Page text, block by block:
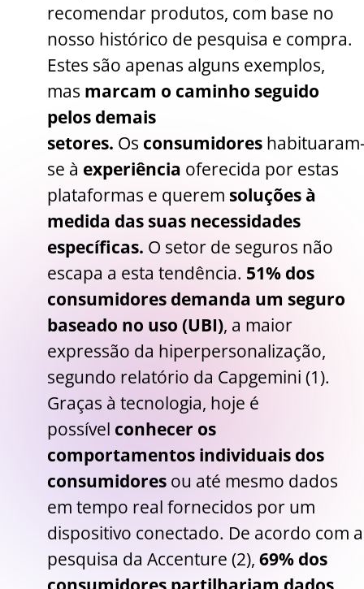
recomendar produtos, com base no
nosso histórico de pesquisa e compra.
Estes são apenas alguns exemplos,
mas marcam o caminho seguido
pelos demais
setores. Os consumidores
se à experiência oferecida por estas
plataformas e querem soluções à
medida das suas necessidades
específicas. O setor de seguros não
escapa a esta tendência. 51% dos
consumidores demanda um seguro
baseado no uso (UBI), a maior
expressão da hiperpersonalização,
segundo relatório da Capgemini (1).
Graças à tecnologia, hoje é
possível conhecer os
comportamentos individuais dos
consumidores ou até mesmo dados
em tempo real fornecidos por um
dispositivo conectado. De acordo com a
pesquisa da Accenture (2),69% dos